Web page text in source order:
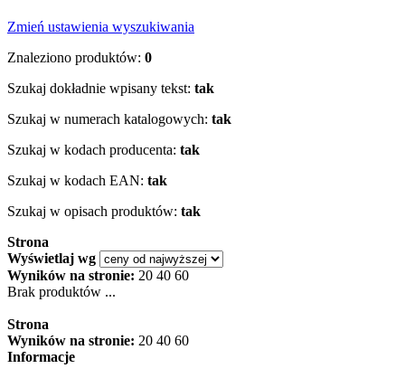
Zmień ustawienia wyszukiwania
Znaleziono produktów: 0
Szukaj dokładnie wpisany tekst: tak
Szukaj w numerach katalogowych: tak
Szukaj w kodach producenta: tak
Szukaj w kodach EAN: tak
Szukaj w opisach produktów: tak
Strona
Wyświetlaj wg
Wyników na stronie: 20 40 60
Brak produktów ...
Strona
Wyników na stronie: 20 40 60
Informacje